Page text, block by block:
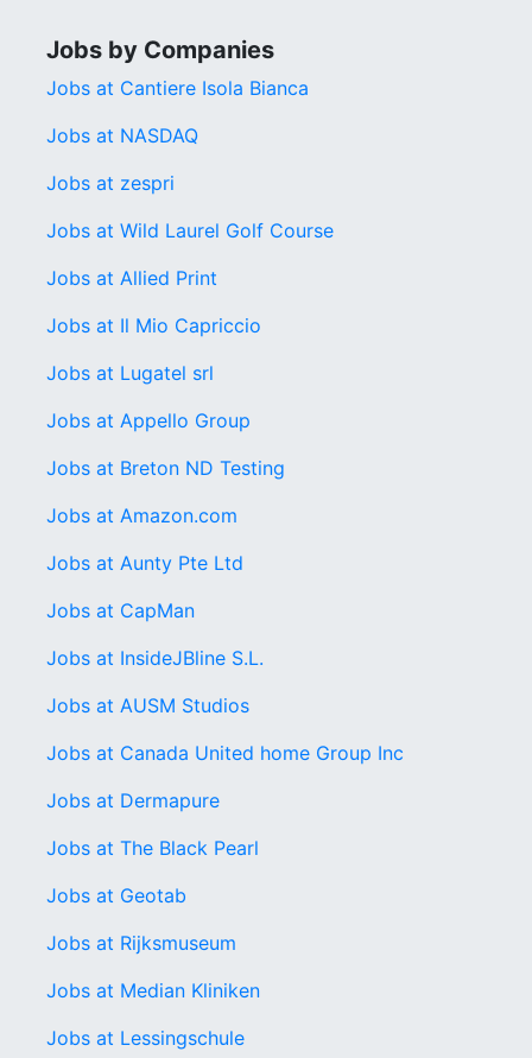
Jobs by Companies
Jobs at Cantiere Isola Bianca
Jobs at NASDAQ
Jobs at zespri
Jobs at Wild Laurel Golf Course
Jobs at Allied Print
Jobs at Il Mio Capriccio
Jobs at Lugatel srl
Jobs at Appello Group
Jobs at Breton ND Testing
Jobs at Amazon.com
Jobs at Aunty Pte Ltd
Jobs at CapMan
Jobs at InsideJBline S.L.
Jobs at AUSM Studios
Jobs at Canada United home Group Inc
Jobs at Dermapure
Jobs at The Black Pearl
Jobs at Geotab
Jobs at Rijksmuseum
Jobs at Median Kliniken
Jobs at Lessingschule